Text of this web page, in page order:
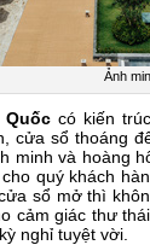
Ảnh
Quốc có kiến
cửa sổ thoáng
minh và
quý khách
sổ mở thì
cảm giác thư
nghỉ tuyệt vời.